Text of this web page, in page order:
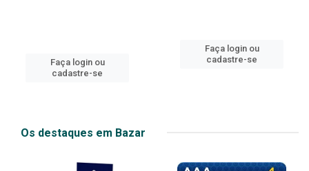
Faça login ou
cadastre-se
Faça login ou
cadastre-se
Os destaques em Bazar